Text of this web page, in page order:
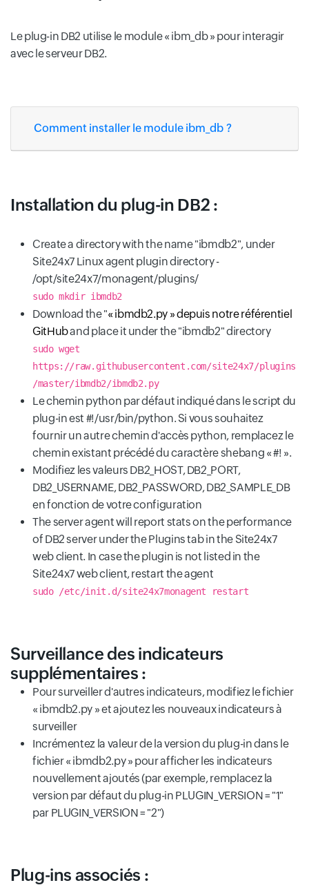
Le plug-in DB2 utilise le module « ibm_db » pour interagir
avec le serveur DB2.
Comment installer le module ibm_db ?
Installation du plug-in DB2 :
Create a directory with the name "ibmdb2", under
Site24x7 Linux agent plugin directory -
/opt/site24x7/monagent/plugins/
sudo mkdir ibmdb2
Download the "« ibmdb2.py » depuis notre référentiel
GitHuband place it under the "ibmdb2" directory
sudo wget
https://raw.githubusercontent.com/site24x7/plugins
/master/ibmdb2/ibmdb2.py
Le chemin python par défaut indiqué dans le script du
plug-in est #!/usr/bin/python. Si vous souhaitez
fournir un autre chemin d'accès python, remplacez le
chemin existant précédé du caractère shebang « #! ».
Modifiez les valeurs DB2_HOST, DB2_PORT,
DB2_USERNAME, DB2_PASSWORD, DB2_SAMPLE_DB
en fonction de votre configuration
The server agent will report stats on the performance
of DB2 server under the Plugins tab in the Site24x7
web client. In case the plugin is not listed in the
Site24x7 web client, restart the agent
sudo /etc/init.d/site24x7monagent restart
Surveillance des indicateurs
supplémentaires :
Pour surveiller d'autres indicateurs, modifiez le fichier
« ibmdb2.py » et ajoutez les nouveaux indicateurs à
surveiller
Incrémentez la valeur de la version du plug-in dans le
fichier « ibmdb2.py » pour afficher les indicateurs
nouvellement ajoutés (par exemple, remplacez la
version par défaut du plug-in PLUGIN_VERSION = "1"
par PLUGIN_VERSION = "2")
Plug-ins associés :